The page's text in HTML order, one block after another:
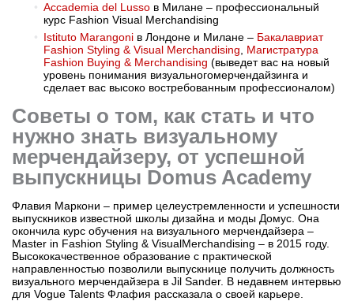
Accademia del Lusso в Милане – профессиональный
курс Fashion Visual Merchandising
Istituto Marangoni в Лондоне и Милане – Бакалавриат
Fashion Styling & Visual Merchandising
Магистратура
Fashion Buying & Merchandising (выведет вас на новый
уровень понимания визуальногомерчендайзинга и
сделает вас высоко востребованным профессионалом)
Советы о том, как стать и что
нужно знать визуальному
мерчендайзеру, от успешной
выпускницы Domus Academy
Флавия Маркони – пример целеустремленности и успешности
выпускников известной школы дизайна и моды Домус. Она
окончила курс обучения на визуального мерчендайзера –
Master in Fashion Styling & VisualMerchandising – в 2015 году.
Высококачественное образование с практической
направленностью позволили выпускнице получить должность
визуального мерчендайзера в Jil Sander. В недавнем интервью
для Vogue Talents Флафия рассказала о своей карьере.